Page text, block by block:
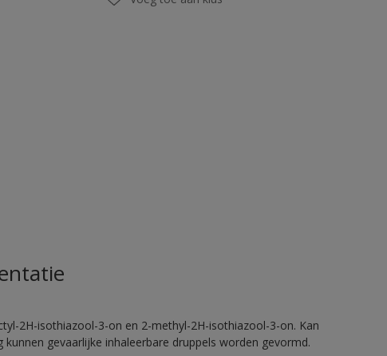
2H-isothiazool-3-on en 2-methyl-2H-isothiazool-3-on. Kan
gevaarlijke inhaleerbare druppels worden gevormd.